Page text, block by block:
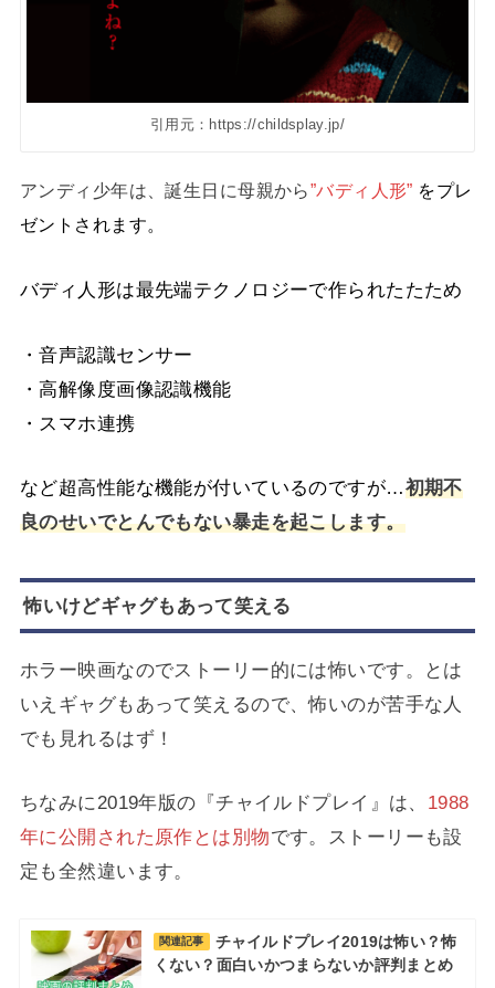
引用元：https://childsplay.jp/
アンディ少年は、誕生日に母親から”バディ人形” をプレ
ゼントされます。
バディ人形は最先端テクノロジーで作られたたため
・音声認識センサー
・高解像度画像認識機能
・スマホ連携
など超高性能な機能が付いているのですが…初期不
良のせいでとんでもない暴走を起こします。
怖いけどギャグもあって笑える
ホラー映画なのでストーリー的には怖いです。とは
いえギャグもあって笑えるので、怖いのが苦手な人
でも見れるはず！
ちなみに2019年版の 『チャイルドプレイ』は、 1988
年に公開された原作 とは別物です。ストーリーも設
定も全然違います。
関連記事
チャイルドプレイ2019は怖い？怖
くない？面白いかつまらないか評判まとめ